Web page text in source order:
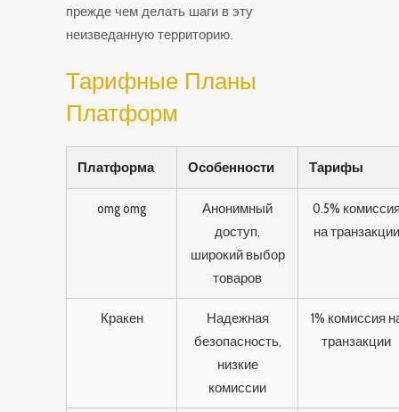
прежде чем делать шаги в эту
неизведанную территорию.
Тарифные Планы
Платформ
Платформа Особенности Тарифы
omg omg
Анонимный
доступ,
широкий выбор
товаров
0.5%
на транзакции
Кракен
Надежная
безопасность,
низкие
комиссии
1% комиссия
транзакции